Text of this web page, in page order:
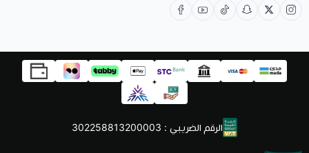
الرقم الضريبي : 302258813200003